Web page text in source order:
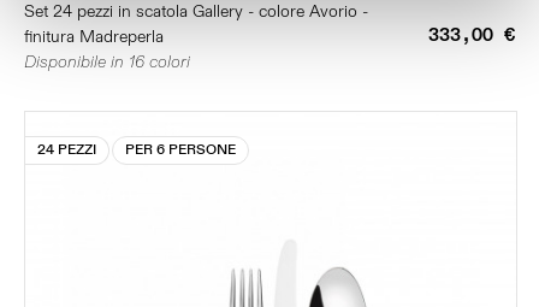
Set 24 pezzi in scatola Gallery - colore Avorio -
finitura Madreperla
333,00 €
Disponibile in 16 colori
24 PEZZI PER 6 PERSONE